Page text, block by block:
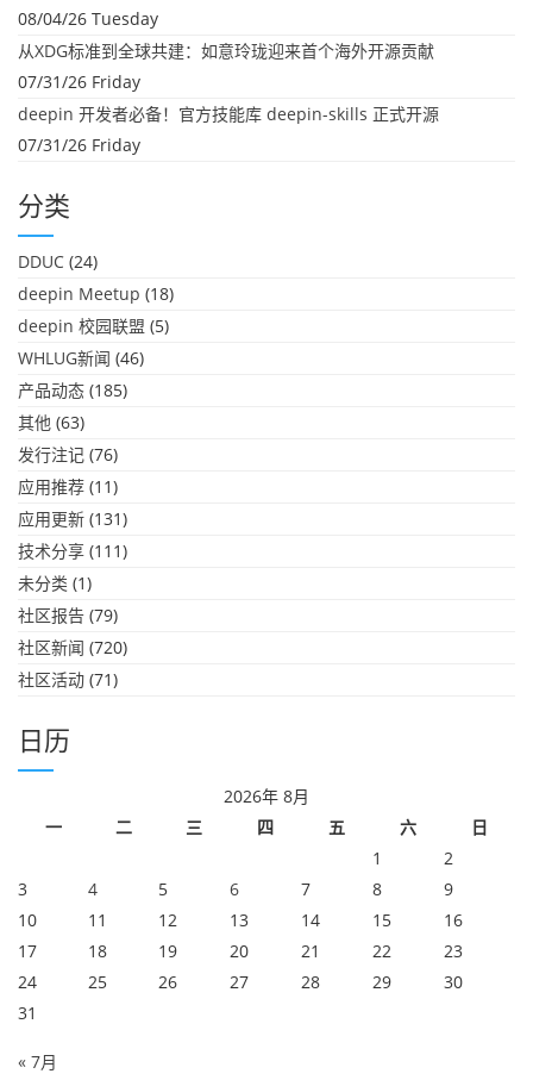
08/04/26 Tuesday
从XDG标准到全球共建：如意玲珑迎来首个海外开源贡献
07/31/26 Friday
deepin 开发者必备！官方技能库 deepin-skills 正式开源
07/31/26 Friday
分类
DDUC (24)
deepin Meetup (18)
deepin 校园联盟 (5)
WHLUG新闻 (46)
产品动态 (185)
其他 (63)
发行注记 (76)
应用推荐 (11)
应用更新 (131)
技术分享 (111)
未分类 (1)
社区报告 (79)
社区新闻 (720)
社区活动 (71)
日历
2026年 8月
一
二 三 四 五 六
日
1
2
3
4 5 6 7 8
9
10
11 12 13 14 15
16
17
18 19 20 21 22
23
24
25 26 27 28 29
30
31
« 7月